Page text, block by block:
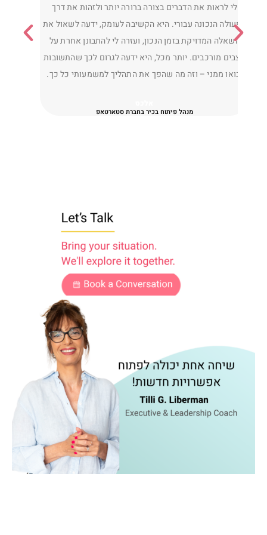
colleagues, and employees. Through our
conversations I learned a great deal about myself,
adjusted my thinking on issues that troubled me, and
improved the way I relate to the people around me. I’m
grateful for the support, trust, and insights I gained